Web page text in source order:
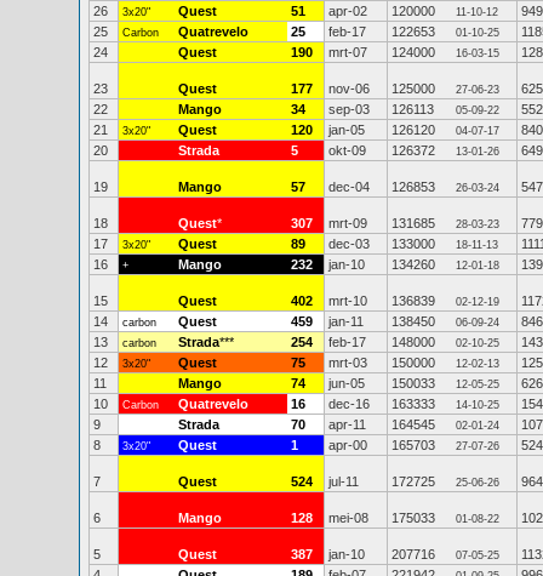
26
3x20" Quest 51 apr-02 120000 11-10-12
949
25
Carbon Quatrevelo 25 feb-17 122653 01-10-25
24
Quest 190 mrt-07 124000 16-03-15
23 Quest 177 nov-06 125000 27-06-23
625
22
Mango 34 sep-03 126113 05-09-22
552
21
3x20" Quest 120 jan-05 126120 04-07-17
840
20
Strada 5 okt-09 126372 13-01-26 649
19 Mango 57 dec-04 126853 26-03-24 547
18 Quest* 307 mrt-09 131685 28-03-23
779
17
3x20" Quest 89 dec-03 133000 18-11-13
16
+ Mango 232 jan-10 134260 12-01-18
15 Quest 402 mrt-10 136839 02-12-19
14
carbon Quest 459 jan-11 138450 06-09-24
846
13
carbon Strada*** 254 feb-17 148000 02-10-25
12
3x20" Quest 75 mrt-03 150000 12-02-13
11
Mango 74 jun-05 150033 12-05-25
626
10
Carbon Quatrevelo 16 dec-16 163333 14-10-25
9
Strada 70 apr-11 164545 02-01-24
8
3x20" Quest 1 apr-00 165703 27-07-26 524
7 Quest 524 jul-11 172725 25-06-26 964
6 Mango 128 mei-08 175033 01-08-22
5 Quest 387 jan-10 207716 07-05-25